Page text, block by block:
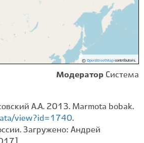
© OpenStreetMapcontributors.
Модератор Система
А.А. 2013. Marmota bobak.
view?id=1740.
Загружено: Андрей